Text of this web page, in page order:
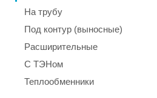
На трубу
Под контур (выносные)
Расширительные
С ТЭНом
Теплообменники